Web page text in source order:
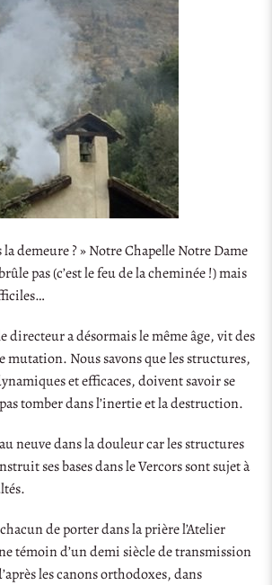
demeure ? » Notre Chapelle Notre Dame
pas (c’est le feu de la cheminée !) mais
directeur a désormais le même âge, vit des
mutation. Nous savons que les structures,
et efficaces, doivent savoir se
tomber dans l’inertie et la destruction.
neuve dans la douleur car les structures
ses bases dans le Vercors sont sujet à
de porter dans la prière l’Atelier
témoin d’un demi siècle de transmission
les canons orthodoxes, dans